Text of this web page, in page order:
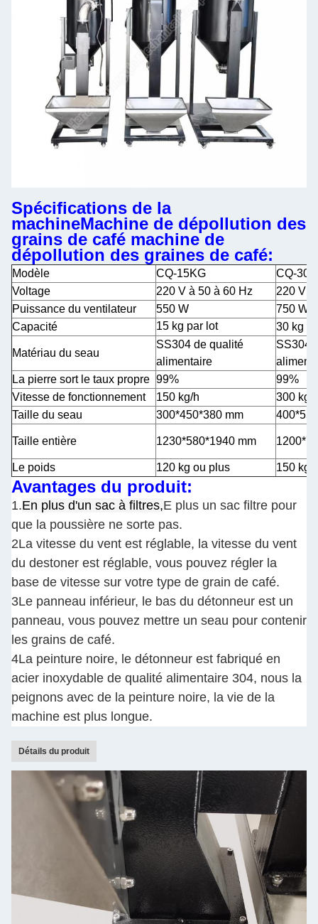
Spécifications de la
machineMachine de dépollution des
grains de café machine de
dépollution des graines de café:
Modèle CQ-15KG
CQ-
Voltage
220 V à 50 à 60 Hz
220 V
Puissance du ventilateur
550 W
750 W
Capacité
15 kg par lot 30 kg
Matériau du seau
SS304 de qualité
alimentaire
SS304
La pierre sort le taux propre 99%
99%
Vitesse de fonctionnement
150 kg/h
300 kg/
Taille du seau
300*450*380 mm
Taille entière 1230*580*1940 mm
Le poids 120 kg ou plus 150 kg
Avantages du produit:
1.En plus d'un sac à filtres,E plus un sac filtre pour
que la poussière ne sorte pas.
2La vitesse du vent est réglable, la vitesse du vent
du destoner est réglable, vous pouvez régler la
base de vitesse sur votre type de grain de café.
3Le panneau inférieur, le bas du détonneur est un
panneau, vous pouvez mettre un seau pour contenir
les grains de café.
4La peinture noire, le détonneur est fabriqué en
acier inoxydable de qualité alimentaire 304, nous la
peignons avec de la peinture noire, la vie de la
machine est plus longue.
Détails du produit